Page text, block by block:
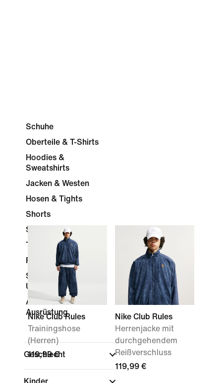
Schuhe
Oberteile & T-Shirts
Hoodies &
Sweatshirts
Jacken & Westen
Hosen & Tights
Shorts
Sport-BHs
Trainingsanzüge
Röcke & Kleider
Socken &
Unterwäsche
Accessoires &
Ausrüstung
Geschlecht
Kinder
Nike Club Rules
Trainingshose
(Herren)
119,99 €
Nike Club Rules
Herrenjacke mit
durchgehendem
Reißverschluss
119,99 €